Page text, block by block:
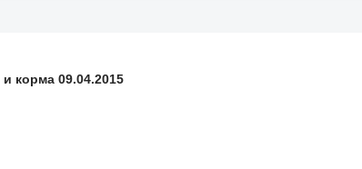
корма 09.04.2015